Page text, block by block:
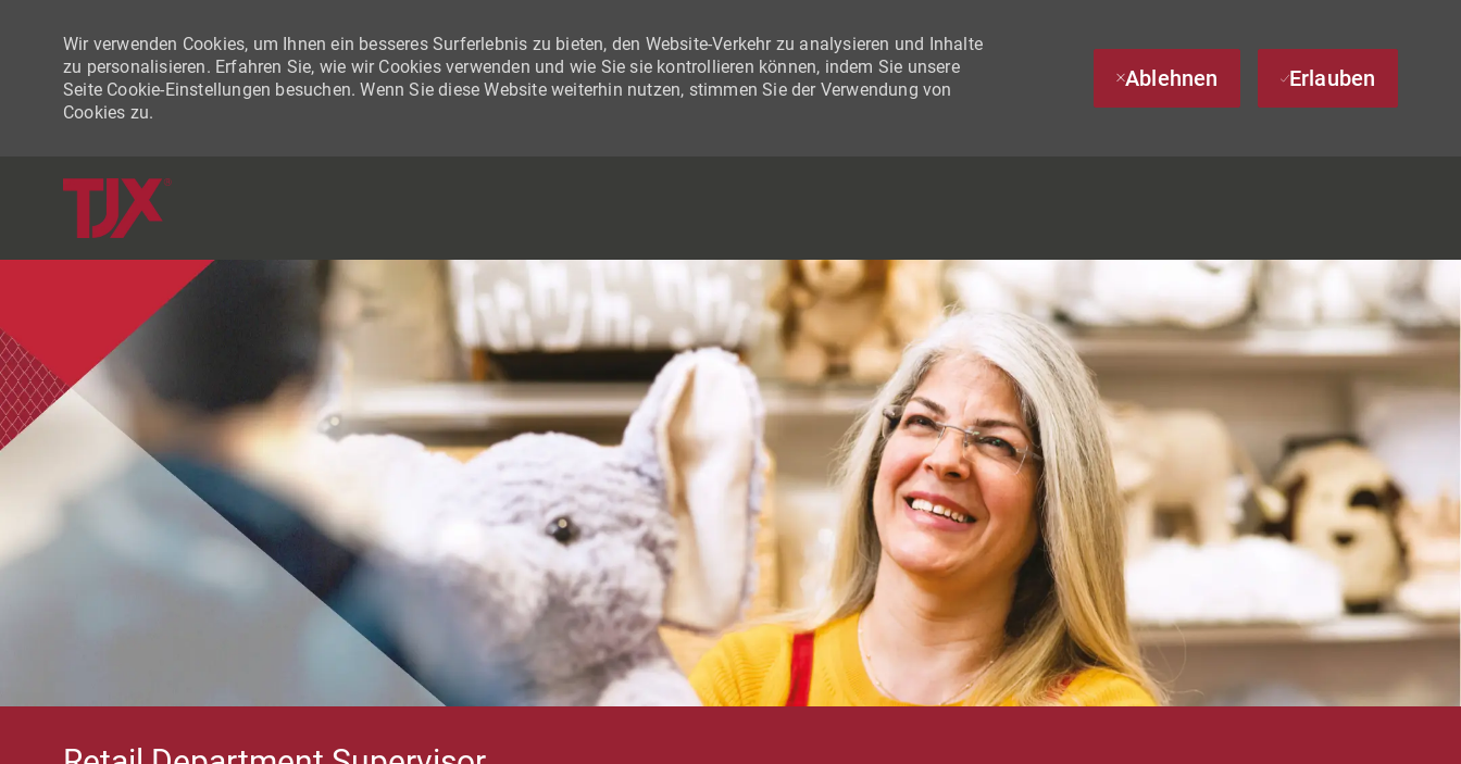
Wir verwenden Cookies, um Ihnen ein besseres Surferlebnis zu bieten, den Website-Verkehr zu analysieren und Inhalte
zu personalisieren. Erfahren Sie, wie wir Cookies verwenden und wie Sie sie kontrollieren können, indem Sie unsere
Seite Cookie-Einstellungen besuchen. Wenn Sie diese Website weiterhin nutzen, stimmen Sie der Verwendung von
Cookies zu.
Ablehnen Erlauben